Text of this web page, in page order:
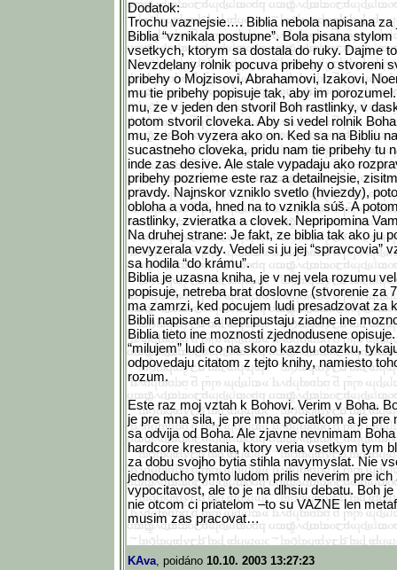
Dodatok:
Trochu vaznejsie…. Biblia nebola napisana za
Biblia “vznikala postupne”. Bola pisana
vsetkych, ktorym sa dostala do ruky. Dajme
Nevzdelany rolnik pocuva pribehy o stvoreni
pribehy o Mojzisovi, Abrahamovi, Izakovi,
mu tie pribehy popisuje tak, aby im
mu, ze v jeden den stvoril Boh rastlinky, v
potom stvoril cloveka. Aby si vedel rolnik
mu, ze Boh vyzera ako on. Ked sa na Bibliu
sucastneho cloveka, pridu nam tie pribehy tu
inde zas desive. Ale stale vypadaju ako
pribehy pozrieme este raz a detailnejsie,
pravdy. Najnskor vzniklo svetlo (hviezdy),
obloha a voda, hned na to vznikla súš. A
rastlinky, zvieratka a clovek. Nepripomina
Na druhej strane: Je fakt, ze biblia tak ako ju
nevyzerala vzdy. Vedeli si ju jej “spravcovia”
sa hodila “do krámu”.
Biblia je uzasna kniha, je v nej vela rozumu
popisuje, netreba brat doslovne (stvorenie za
ma zamrzi, ked pocujem ludi presadzovat za
Biblii napisane a nepripustaju ziadne ine
Biblia tieto ine moznosti zjednodusene
“milujem” ludi co na skoro kazdu otazku,
odpovedaju citatom z tejto knihy, namiesto
rozum.
Este raz moj vztah k Bohovi. Verim v Boha.
je pre mna sila, je pre mna pociatkom a je
sa odvija od Boha. Ale zjavne nevnimam
hardcore krestania, ktory veria vsetkym tym
za dobu svojho bytia stihla navymyslat. Nie
jednoducho tymto ludom prilis neverim pre
vypocitavost, ale to je na dlhsiu debatu. Boh
nie otcom ci priatelom –to su VAZNE len
musim zas pracovat…
KAva, poidáno 10.10. 2003 13:27:23